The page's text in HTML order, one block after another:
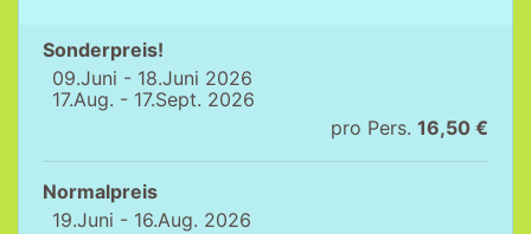
Sonderpreis!
09.Juni - 18.Juni 2026
17.Aug. - 17.Sept. 2026
pro Pers. 16,50 €
Normalpreis
19.Juni - 16.Aug. 2026